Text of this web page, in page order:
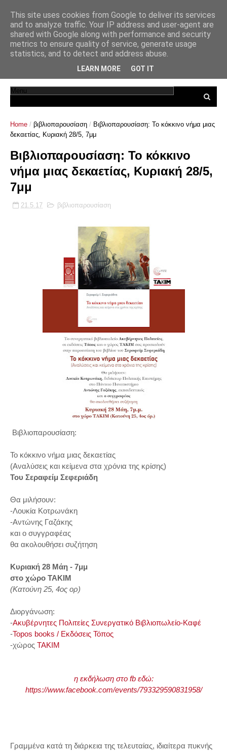
Home / βιβλιοπαρουσίαση / Βιβλιοπαρουσίαση: Το κόκκινο νήμα μιας
δεκαετίας, Κυριακή 28/5, 7μμ
Βιβλιοπαρουσίαση: Το κόκκινο
νήμα μιας δεκαετίας, Κυριακή 28/5,
7μμ
21.5.17 βιβλιοπαρουσίαση
Βιβλιοπαρουσίαση:
Το κόκκινο νήμα μιας δεκαετίας
(Αναλύσεις και κείμενα στα χρόνια της κρίσης)
Του Σεραφείμ Σεφεριάδη
Θα μιλήσουν:
-Λουκία Κοτρωνάκη
-Αντώνης Γαζάκης
και ο συγγραφέας
θα ακολουθήσει συζήτηση
Κυριακή 28 Μάη - 7μμ
στο χώρο ΤΑΚΙΜ
(Κατούνη 25, 4ος ορ)
Διοργάνωση:
-Ακυβέρνητες Πολιτείες Συνεργατικό Βιβλιοπωλείο-Καφέ
-Topos books / Εκδόσεις Τόπος
-χώρος TAKIM
η εκδήλωση στο fb εδώ:
https://www.facebook.com/events/793329590831958/
Γραμμένα κατά τη διάρκεια της τελευταίας, ιδιαίτερα πυκνής
This site uses cookies from Google to deliver its services
and to analyze traffic. Your IP address and user-agent are
shared with Google along with performance and security
metrics to ensure quality of service, generate usage
statistics, and to detect and address abuse.
LEARN MORE GOT IT